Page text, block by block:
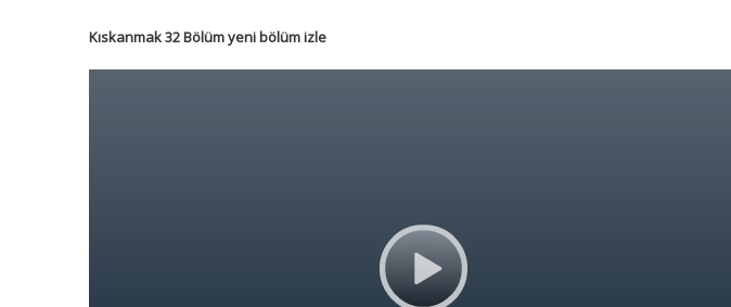
Kıskanmak 32 Bölüm yeni bölüm izle